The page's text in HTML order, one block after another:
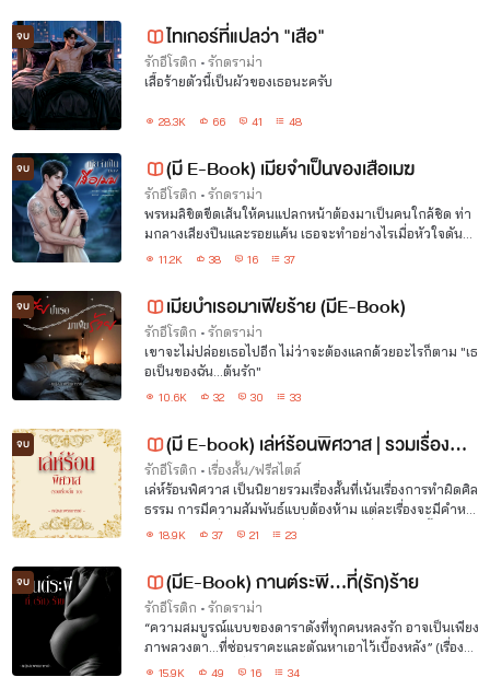
จบ ไทเกอร์ที่แปลว่า "เสือ"
รักอีโรติก • รักดราม่า
เสื้อร้ายตัวนี้เป็นผัวของเธอนะครับ
28.3K 66 41 48
จบ (มี E-Book) เมียจำเป็นของเสือเมฆ
รักอีโรติก • รักดราม่า
พรหมลิขิตขีดเส้นให้คนแปลกหน้าต้องมาเป็นคนใกล้ชิด ท่า
มกลางเสียงปืนและรอยแค้น เธอจะทำอย่างไรเมื่อหัวใจดันสั่น
คลอนไปกับ 'เสือเมฆ'
11.2K 38 16 37
จบ เมียบำเรอมาเฟียร้าย (มีE-Book)
รักอีโรติก • รักดราม่า
เขาจะไม่ปล่อยเธอไปอีก ไม่ว่าจะต้องแลกด้วยอะไรก็ตาม "เธ
อเป็นของฉัน...ต้นรัก"
10.6K 32 30 33
จบ
(มี E-book) เล่ห์ร้อนพิศวาส | รวมเรื่องสั้น
10 #20ep.
รักอีโรติก • เรื่องสั้น/ฟรีสไตล์
เล่ห์ร้อนพิศวาส เป็นนิยายรวมเรื่องสั้นที่เน้นเรื่องการทำผิดศิล
ธรรม การมีความสัมพันธ์แบบต้องห้าม แต่ละเรื่องจะมีคำหย
าบคาย ดิบ เถื่อน และใช้คำที่รุนแรง ใครที่ชอบแนวนี้เข้ามาอ่
18.9K 37 21 23
จบ (มีE-Book) กานต์ระพี...ที่(รัก)ร้าย
รักอีโรติก • รักดราม่า
“ความสมบูรณ์แบบของดาราดังที่ทุกคนหลงรัก อาจเป็นเพียง
ภาพลวงตา…ที่ซ่อนราคะและตัณหาเอาไว้เบื้องหลัง” (เรื่องนี้
พระเอกนอกกายฉ่ำบอกไว้ก่อน)
15.9K 49 16 34